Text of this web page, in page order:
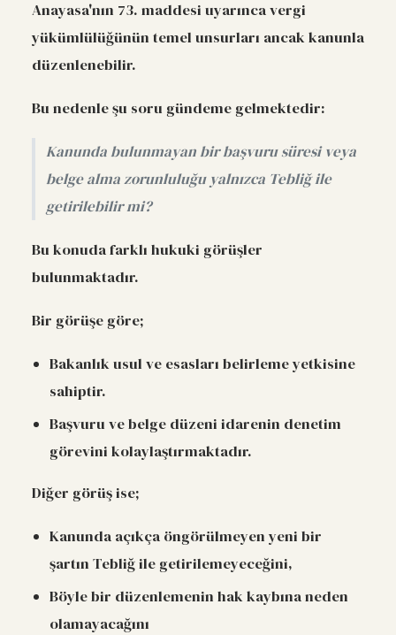
Anayasa'nın 73. maddesi uyarınca vergi
yükümlülüğünün temel unsurları ancak kanunla
düzenlenebilir.
Bu nedenle şu soru gündeme gelmektedir:
Kanunda bulunmayan bir başvuru süresi veya
belge alma zorunluluğu yalnızca Tebliğ ile
getirilebilir mi?
Bu konuda farklı hukuki görüşler
bulunmaktadır.
Bir görüşe göre;
Bakanlık usul ve esasları belirleme yetkisine
sahiptir.
Başvuru ve belge düzeni idarenin denetim
görevini kolaylaştırmaktadır.
Diğer görüş ise;
Kanunda açıkça öngörülmeyen yeni bir
şartın Tebliğ ile getirilemeyeceğini,
Böyle bir düzenlemenin hak kaybına neden
olamayacağını